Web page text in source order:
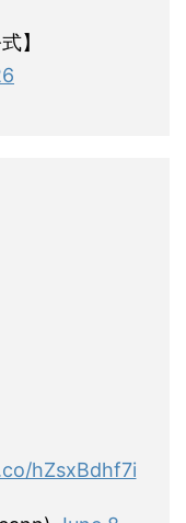
】
hZsxBdhf7i